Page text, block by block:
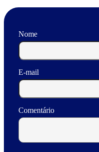
Nome
E-mail
Comentário